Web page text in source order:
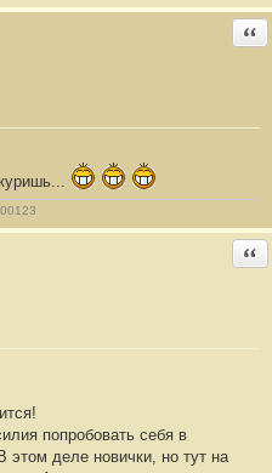
попробовать себя в
этом деле новички, но тут на